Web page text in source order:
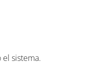
sistema.